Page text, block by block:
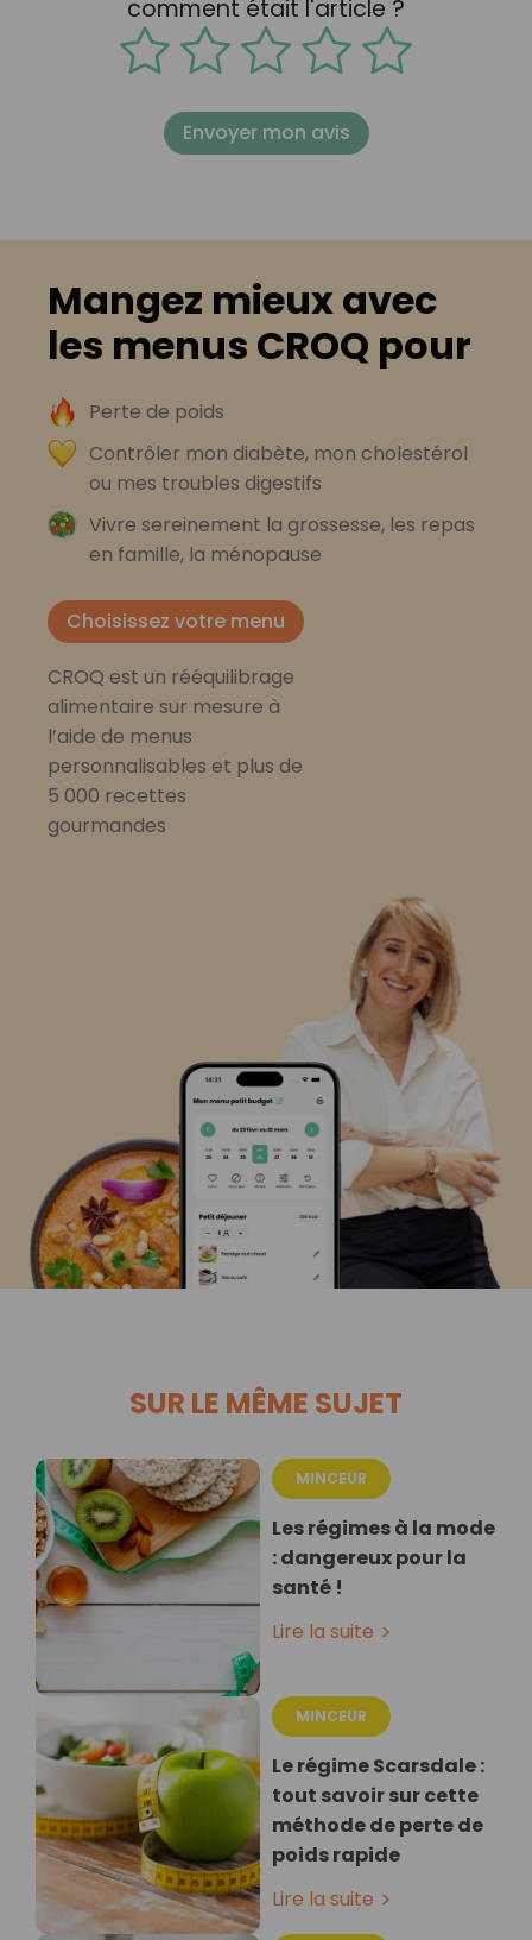
comment était l'article ?
Envoyer mon avis
Mangez mieux avec
les menus CROQ pour
Perte de poids
Contrôler mon diabète, mon cholestérol
ou mes troubles digestifs
Vivre sereinement la grossesse, les repas
en famille, la ménopause
Choisissez votre menu
CROQ est un rééquilibrage
alimentaire sur mesure à
l’aide de menus
personnalisables et plus de
5 000 recettes
gourmandes
SUR LE MÊME SUJET
MINCEUR
Les régimes à la mode
: dangereux pour la
santé !
Lire la suite
MINCEUR
Le régime Scarsdale :
tout savoir sur cette
méthode de perte de
poids rapide
Lire la suite